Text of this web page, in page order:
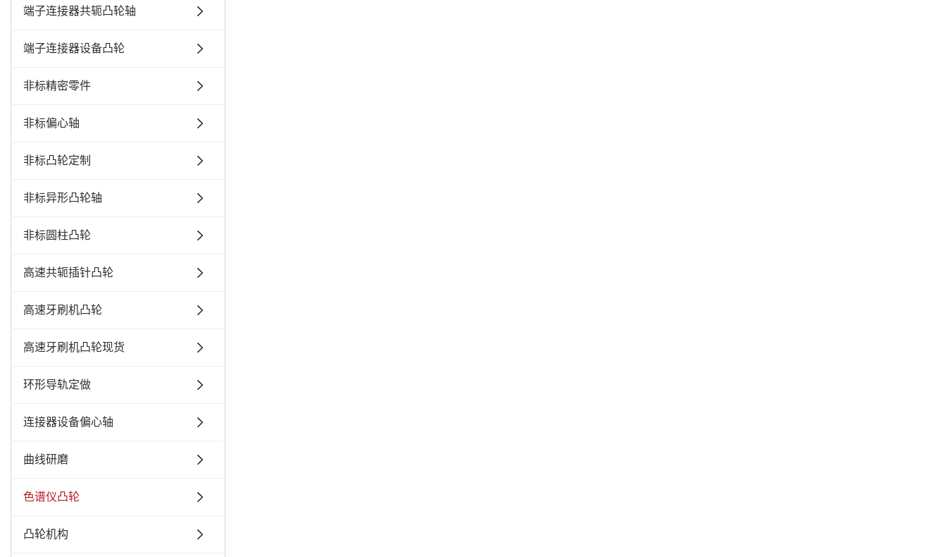
端子连接器共轭凸轮轴
端子连接器设备凸轮
非标精密零件
非标偏心轴
非标凸轮定制
非标异形凸轮轴
非标圆柱凸轮
高速共轭插针凸轮
高速牙刷机凸轮
高速牙刷机凸轮现货
环形导轨定做
连接器设备偏心轴
曲线研磨
色谱仪凸轮
凸轮机构